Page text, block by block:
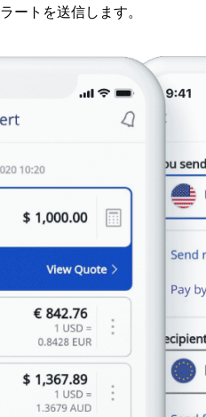
ートを送信します。